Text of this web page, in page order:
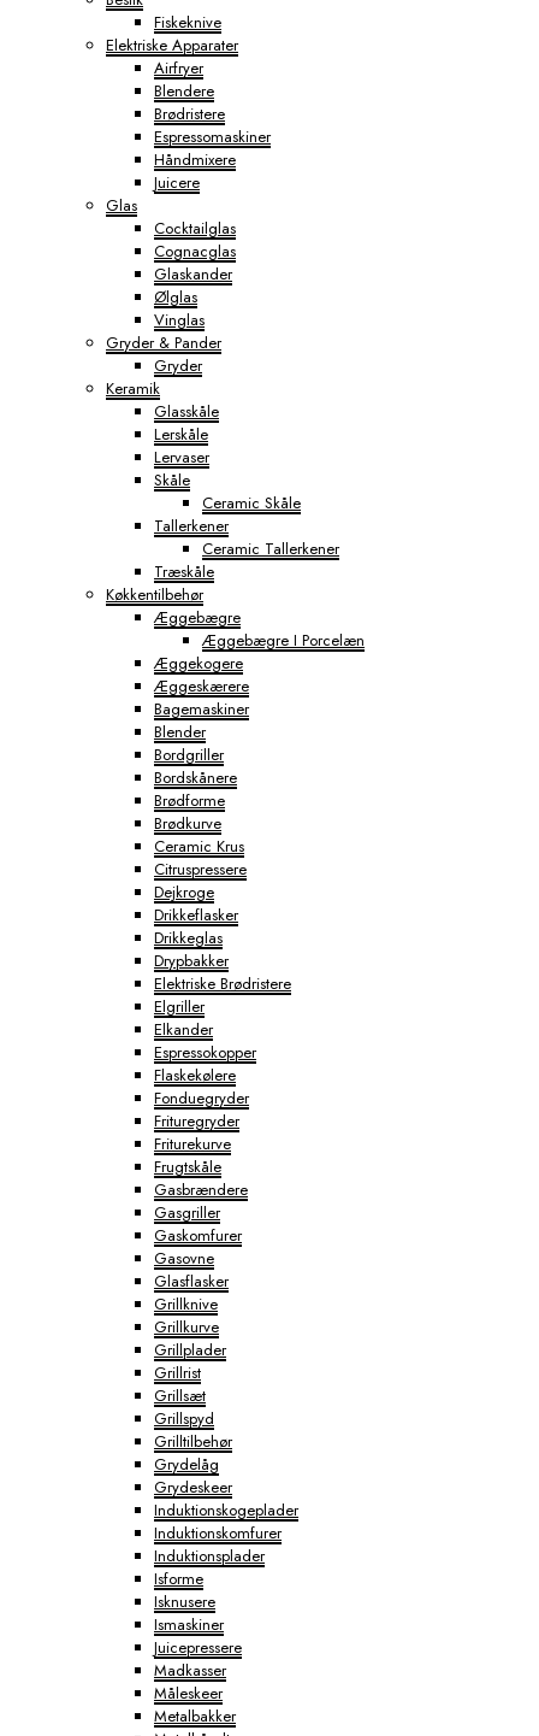
Fiskeknive
Elektriske Apparater
Airfryer
Blendere
Brødristere
Espressomaskiner
Håndmixere
Juicere
Glas
Cocktailglas
Cognacglas
Glaskander
Ølglas
Vinglas
Gryder & Pander
Gryder
Keramik
Glasskåle
Lerskåle
Lervaser
Skåle
Ceramic Skåle
Tallerkener
Ceramic Tallerkener
Træskåle
Køkkentilbehør
Æggebægre
Æggebægre I Porcelæn
Æggekogere
Æggeskærere
Bagemaskiner
Blender
Bordgriller
Bordskånere
Brødforme
Brødkurve
Ceramic Krus
Citruspressere
Dejkroge
Drikkeflasker
Drikkeglas
Drypbakker
Elektriske Brødristere
Elgriller
Elkander
Espressokopper
Flaskekølere
Fonduegryder
Frituregryder
Friturekurve
Frugtskåle
Gasbrændere
Gasgriller
Gaskomfurer
Gasovne
Glasflasker
Grillknive
Grillkurve
Grillplader
Grillrist
Grillsæt
Grillspyd
Grilltilbehør
Grydelåg
Grydeskeer
Induktionskogeplader
Induktionskomfurer
Induktionsplader
Isforme
Isknusere
Ismaskiner
Juicepressere
Madkasser
Måleskeer
Metalbakker